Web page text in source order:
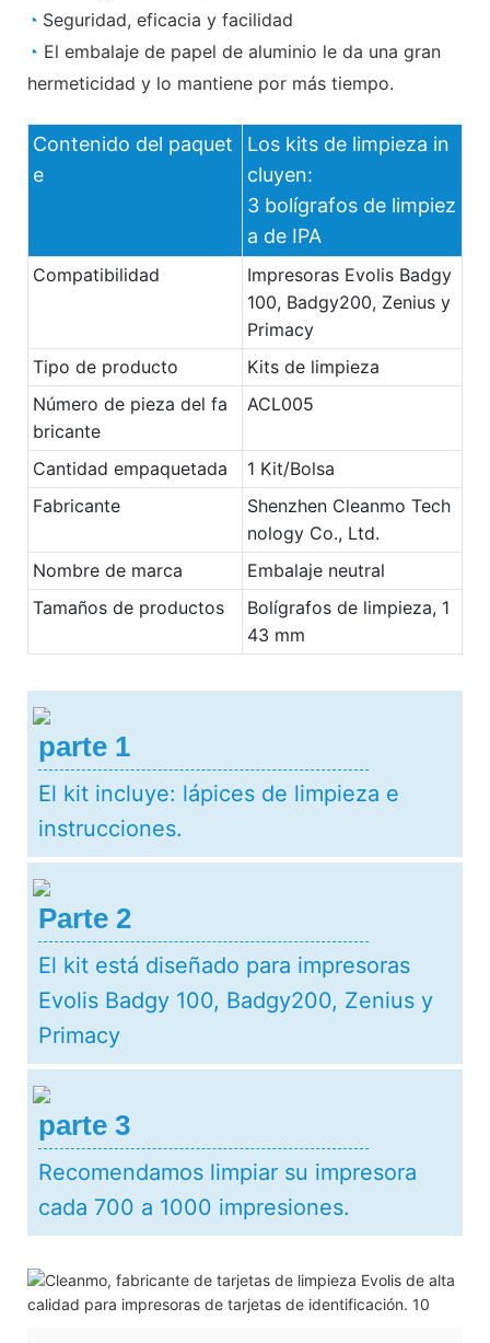
◔ Seguridad, eficacia y facilidad
◔ El embalaje de papel de aluminio le da una gran
hermeticidad y lo mantiene por más tiempo.
Contenido del paquet
e
Los kits de limpieza in
cluyen:
3 bolígrafos de limpiez
a de IPA
Compatibilidad
Impresoras Evolis Badgy
100, Badgy200, Zenius y
Primacy
Tipo de producto
Kits de limpieza
Número de pieza del fa
bricante
ACL005
Cantidad empaquetada
1 Kit/Bolsa
Fabricante
Shenzhen Cleanmo Tech
nology Co., Ltd.
Nombre de marca
Embalaje neutral
Tamaños de productos
Bolígrafos de limpieza, 1
43 mm
parte 1
El kit incluye: lápices de limpieza e
instrucciones.
Parte 2
El kit está diseñado para impresoras
Evolis Badgy 100, Badgy200, Zenius y
Primacy
parte 3
Recomendamos limpiar su impresora
cada 700 a 1000 impresiones.